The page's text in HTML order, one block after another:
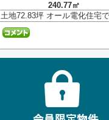
240.77㎡
土地72.83坪 オール電化住宅